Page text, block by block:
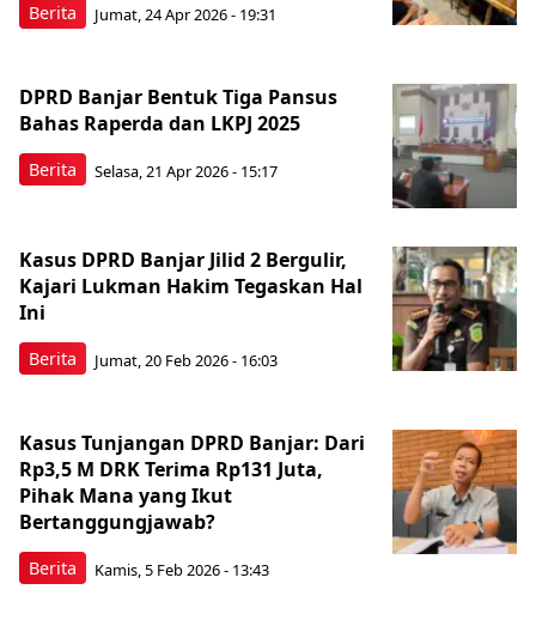
Berita Jumat, 24 Apr 2026 - 19:31
Berita
DPRD Banjar Bentuk Tiga Pansus
Bahas Raperda dan LKPJ 2025
Selasa, 21 Apr 2026 - 15:17
Berita
Kasus DPRD Banjar Jilid 2 Bergulir,
Kajari Lukman Hakim Tegaskan Hal
Ini
Jumat, 20 Feb 2026 - 16:03
Berita
Kasus Tunjangan DPRD Banjar: Dari
Rp3,5 M DRK Terima Rp131 Juta,
Pihak Mana yang Ikut
Bertanggungjawab?
Kamis, 5 Feb 2026 - 13:43